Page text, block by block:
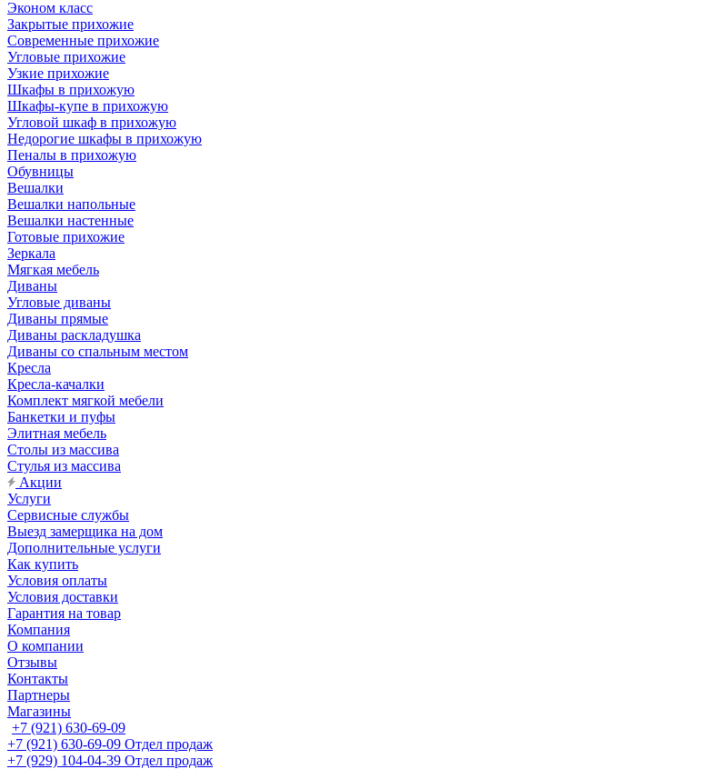
Эконом класс
Закрытые прихожие
Современные прихожие
Угловые прихожие
Узкие прихожие
Шкафы в прихожую
Шкафы-купе в прихожую
Угловой шкаф в прихожую
Недорогие шкафы в прихожую
Пеналы в прихожую
Обувницы
Вешалки
Вешалки напольные
Вешалки настенные
Готовые прихожие
Зеркала
Мягкая мебель
Диваны
Угловые диваны
Диваны прямые
Диваны раскладушка
Диваны со спальным местом
Кресла
Кресла-качалки
Комплект мягкой мебели
Банкетки и пуфы
Элитная мебель
Столы из массива
Стулья из массива
Акции
Услуги
Сервисные службы
Выезд замерщика на дом
Дополнительные услуги
Как купить
Условия оплаты
Условия доставки
Гарантия на товар
Компания
О компании
Отзывы
Контакты
Партнеры
Магазины
+7 (921) 630-69-09
+7 (921) 630-69-09 Отдел продаж
+7 (929) 104-04-39 Отдел продаж